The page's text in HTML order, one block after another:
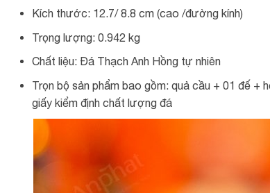
Kích thước: 12.7/ 8.8 cm (cao /đường kính)
Trọng lượng: 0.942 kg
Chất liệu: Đá Thạch Anh Hồng tự nhiên
Trọn bộ sản phẩm bao gồm: quả cầu + 01 đế +
giấy kiểm định chất lượng đá